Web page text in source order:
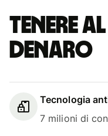
Tenere
denaro
Tecnologia
7 milioni di